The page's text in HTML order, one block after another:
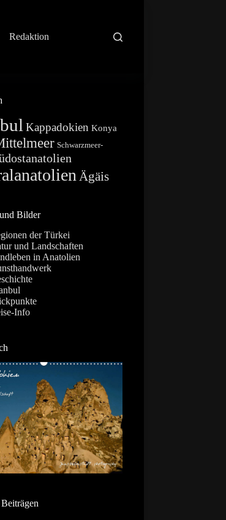
Redaktion
Kappadokien Konya
Schwarzmeer-
Ägäis
Bilder
der Türkei
und Landschaften
in Anatolien
Info